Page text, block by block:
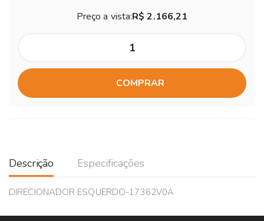
Preço a vista:R$ 2.166,21
COMPRAR
Descrição Especificações
DIRECIONADOR ESQUERDO-17362V0A